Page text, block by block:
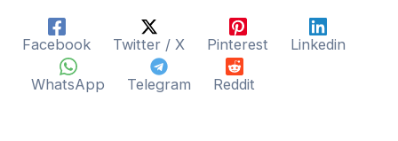
Facebook Twitter / X Pinterest Linkedin
WhatsApp Telegram Reddit